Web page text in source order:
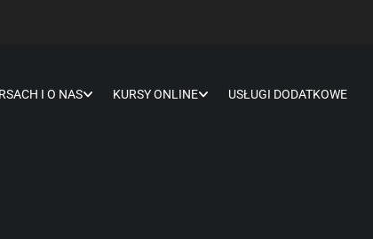
I O NAS KURSY ONLINE USŁUGI DODATKOWE